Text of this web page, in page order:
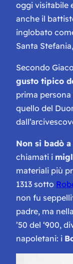
oggi visitabile
anche il
inglobato
Santa
Secondo
gusto tipico
prima persona
quello del
Non si badò a
chiamati i
materiali più
1313 sotto
non fu
padre, ma
’50 del ‘900,
napoletani: i